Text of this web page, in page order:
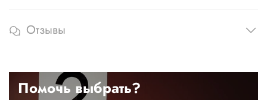
Отзывы
Помочь выбрать?